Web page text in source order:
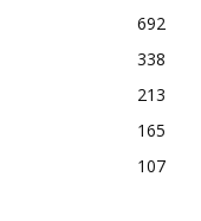
692
338
213
165
107